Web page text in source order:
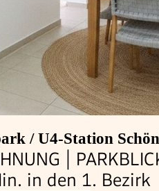
/ U4-Station
|
in den 1. Bezirk